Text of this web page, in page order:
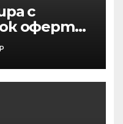
с
оферти